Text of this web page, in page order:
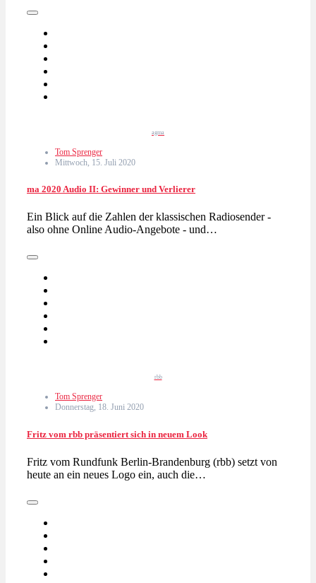
agma
Tom Sprenger
Mittwoch, 15. Juli 2020
ma 2020 Audio II: Gewinner und Verlierer
Ein Blick auf die Zahlen der klassischen Radiosender -
also ohne Online Audio-Angebote - und…
rbb
Tom Sprenger
Donnerstag, 18. Juni 2020
Fritz vom rbb präsentiert sich in neuem Look
Fritz vom Rundfunk Berlin-Brandenburg (rbb) setzt von
heute an ein neues Logo ein, auch die…